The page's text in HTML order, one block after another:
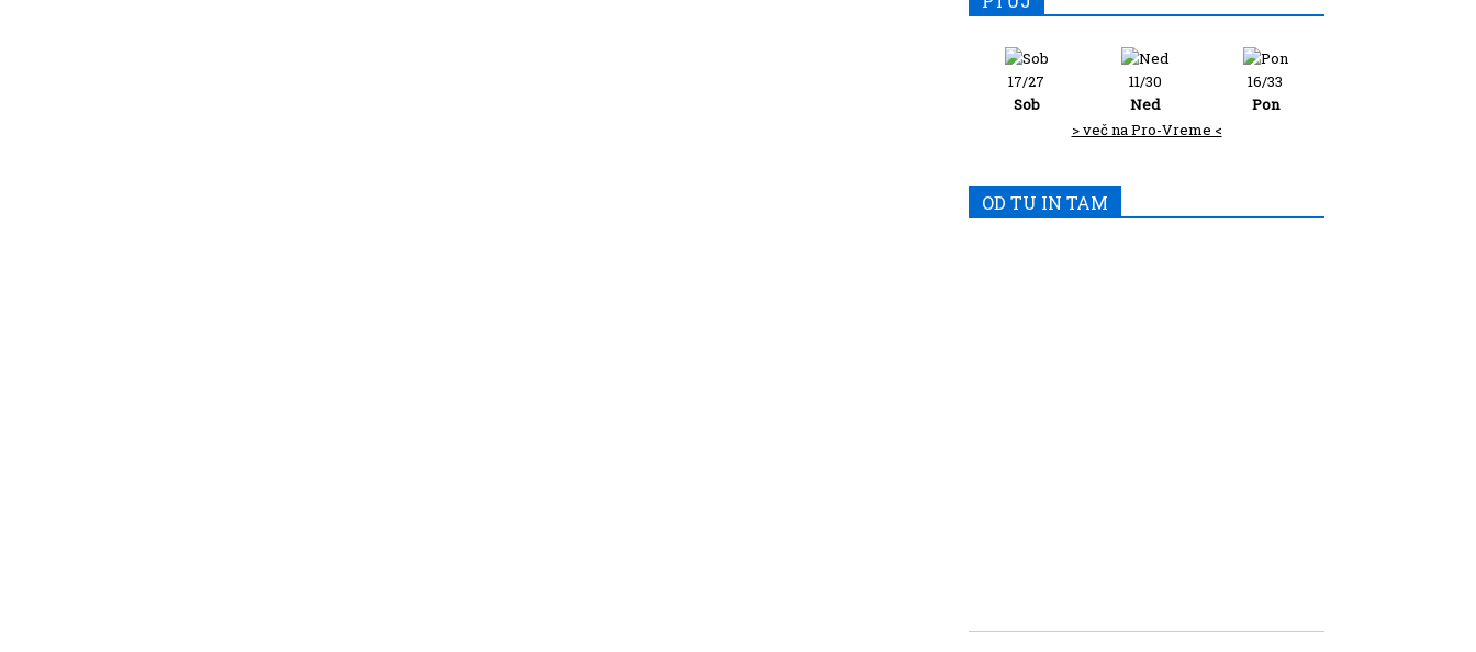
17/27
Sob
11/30
Ned
16/33
Pon
> več na Pro-Vreme <
OD TU IN TAM